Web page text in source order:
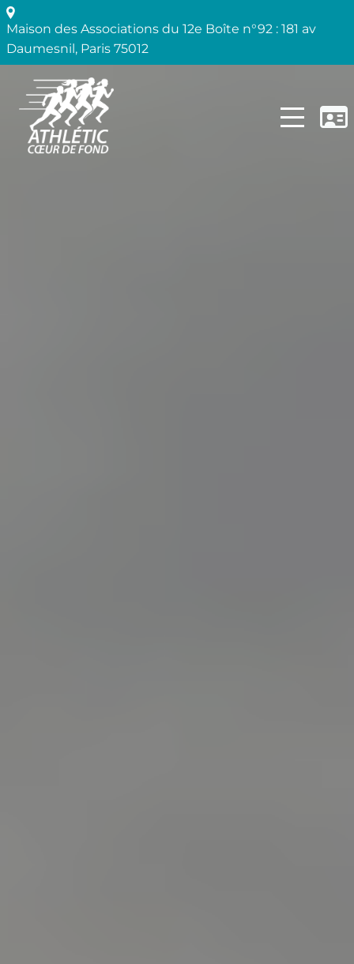
Maison des Associations du 12e Boîte n°92 : 181 av
Daumesnil, Paris 75012